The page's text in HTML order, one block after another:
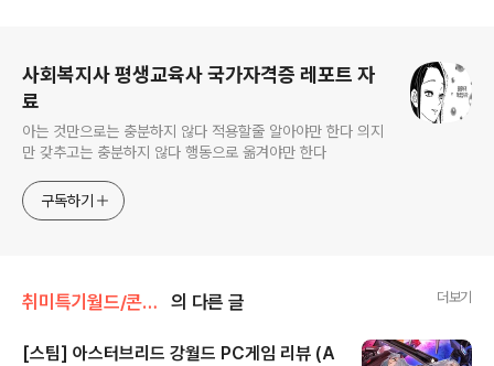
사회복지사 평생교육사 국가자격증 레포트 자
료
아는 것만으로는 충분하지 않다 적용할줄 알아야만 한다 의지
만 갖추고는 충분하지 않다 행동으로 옮겨야만 한다
구독하기
취미특기월드/콘솔휴대게임 의 다른 글 더보기
[스팀] 아스터브리드 강월드 PC게임 리뷰 (A